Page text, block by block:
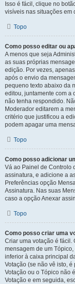
Isso é fácil, clique no
visíveis nas situações em
Topo
Como posso editar ou
A menos que seja
as suas próprias
edição. Por vezes,
após o envio da
pequeno texto abaixo da
editou, juntamente com a
não tenha respondido.
Moderador editarem a
critério que justificou a
podem apagar uma
Topo
Como posso adicionar
Vá ao Painel de Controlo
assinatura, e adicione a
Preferências opção
Assinatura. Nas suas
caso a opção Anexar
Topo
Como posso criar uma
Criar uma votação é fácil.
mensagem de um
inferior à caixa principal
Votação (se não vê isto,
Votação ou o Tópico não
Votação e em seguida,